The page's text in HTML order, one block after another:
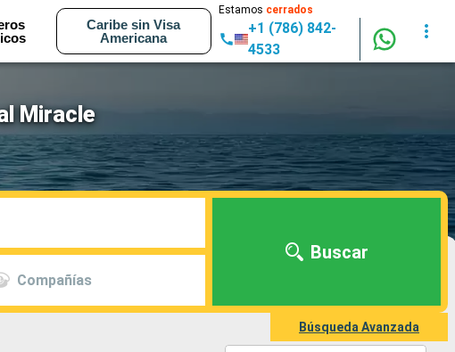
Caribe sin Visa
Americana
Estamos cerrados
+1 (786) 842-
4533
Miracle
Compañías
Buscar
Búsqueda Avanzada